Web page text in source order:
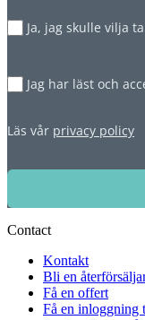
Ja, jag skulle vilja
Jag har läst och
Läs vår privacy policy
Contact
Kontakt
Bli en
Få en offert
Få en inloggning